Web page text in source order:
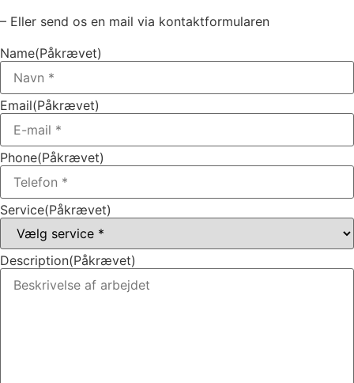
– Eller send os en mail via kontaktformularen
Name(Påkrævet)
Email(Påkrævet)
Phone(Påkrævet)
Service(Påkrævet)
Description(Påkrævet)